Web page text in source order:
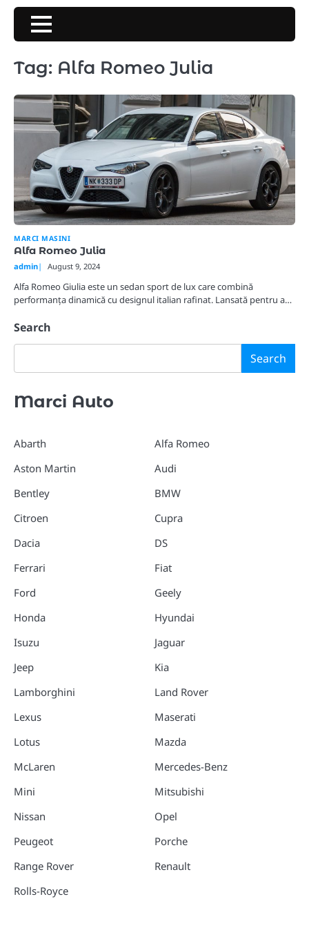
Skip
content
Tag: Alfa Romeo Julia
MARCI MASINI
Alfa Romeo Julia
admin August 9, 2024
Alfa Romeo Giulia este un sedan sport de lux care combină
performanța dinamică cu designul italian rafinat. Lansată pentru a…
Search
Search
Marci Auto
Abarth
Aston Martin
Bentley
Citroen
Dacia
Ferrari
Ford
Honda
Isuzu
Jeep
Lamborghini
Lexus
Lotus
McLaren
Mini
Nissan
Peugeot
Range Rover
Rolls-Royce
Alfa Romeo
Audi
BMW
Cupra
DS
Fiat
Geely
Hyundai
Jaguar
Kia
Land Rover
Maserati
Mazda
Mercedes-Benz
Mitsubishi
Opel
Porche
Renault